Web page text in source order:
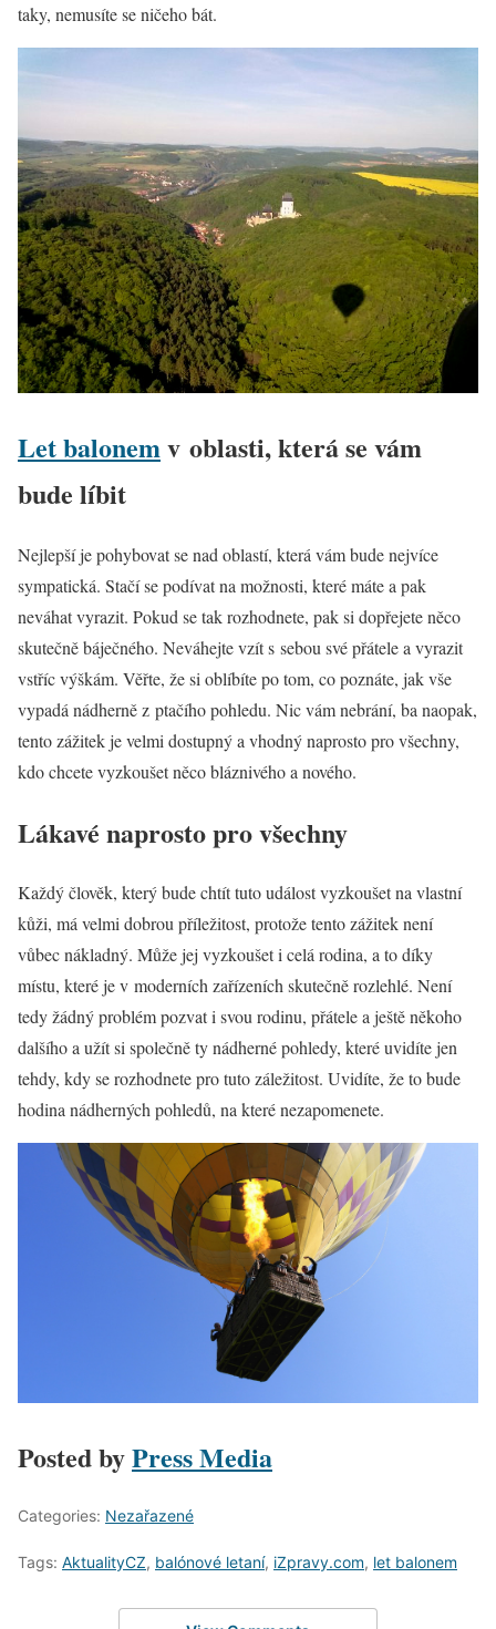
taky, nemusíte se ničeho bát.
Let balonemv oblasti, která se vám
bude líbit
Nejlepší je pohybovat se nad oblastí, která vám bude nejvíce
sympatická. Stačí se podívat na možnosti, které máte a pak
neváhat vyrazit. Pokud se tak rozhodnete, pak si dopřejete něco
skutečně báječného. Neváhejte vzít s sebou své přátele a vyrazit
vstříc výškám. Věřte, že si oblíbíte po tom, co poznáte, jak vše
vypadá nádherně z ptačího pohledu. Nic vám nebrání, ba naopak,
tento zážitek je velmi dostupný a vhodný naprosto pro všechny,
kdo chcete vyzkoušet něco bláznivého a nového.
Lákavé naprosto pro všechny
Každý člověk, který bude chtít tuto událost vyzkoušet na vlastní
kůži, má velmi dobrou příležitost, protože tento zážitek není
vůbec nákladný. Může jej vyzkoušet i celá rodina, a to díky
místu, které je v moderních zařízeních skutečně rozlehlé. Není
tedy žádný problém pozvat i svou rodinu, přátele a ještě někoho
dalšího a užít si společně ty nádherné pohledy, které uvidíte jen
tehdy, kdy se rozhodnete pro tuto záležitost. Uvidíte, že to bude
hodina nádherných pohledů, na které nezapomenete.
Posted byPress Media
Categories: Nezařazené
Tags: AktualityCZ, balónové letaní, iZpravy.com, let balonem